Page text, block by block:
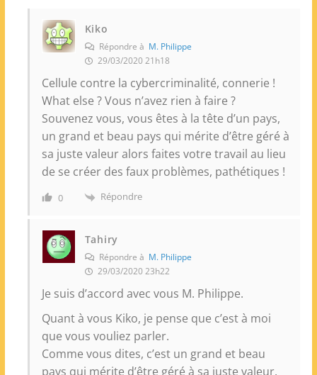
Kiko
Répondre à M. Philippe
29/03/2020 21h18
Cellule contre la cybercriminalité, connerie !
What else ? Vous n’avez rien à faire ?
Souvenez vous, vous êtes à la tête d’un pays,
un grand et beau pays qui mérite d’être géré à
sa juste valeur alors faites votre travail au lieu
de se créer des faux problèmes, pathétiques !
0 Répondre
Tahiry
Répondre à M. Philippe
29/03/2020 23h22
Je suis d’accord avec vous M. Philippe.
Quant à vous Kiko, je pense que c’est à moi
que vous vouliez parler.
Comme vous dites, c’est un grand et beau
pays qui mérite d’être géré à sa juste valeur.